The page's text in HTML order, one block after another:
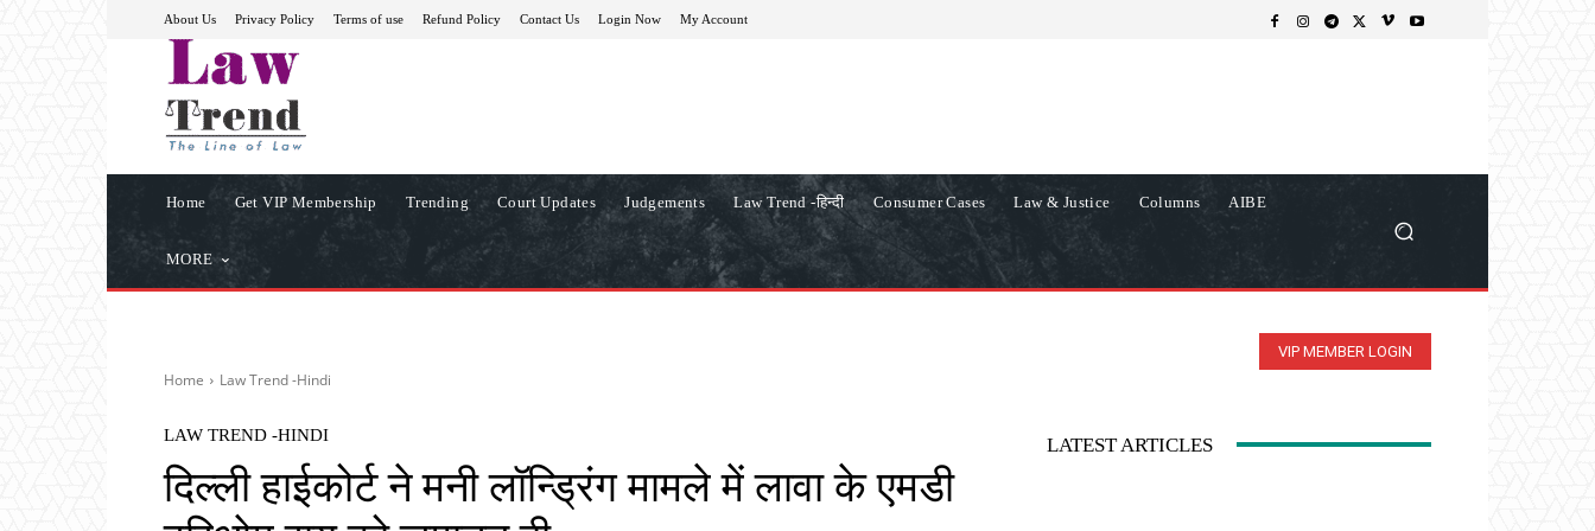
About Us Privacy Policy Terms of use Refund Policy Contact Us Login Now My Account
Home Get VIP Membership Trending Court Updates Judgements Law Trend -हिन्दी Consumer Cases Law & Justice Columns AIBE
MORE
VIP MEMBER LOGIN
Home Law Trend -Hindi
LAW TREND -HINDI
दिल्ली हाईकोर्ट ने मनी लॉन्ड्रिंग मामले में लावा के एमडी
LATEST ARTICLES